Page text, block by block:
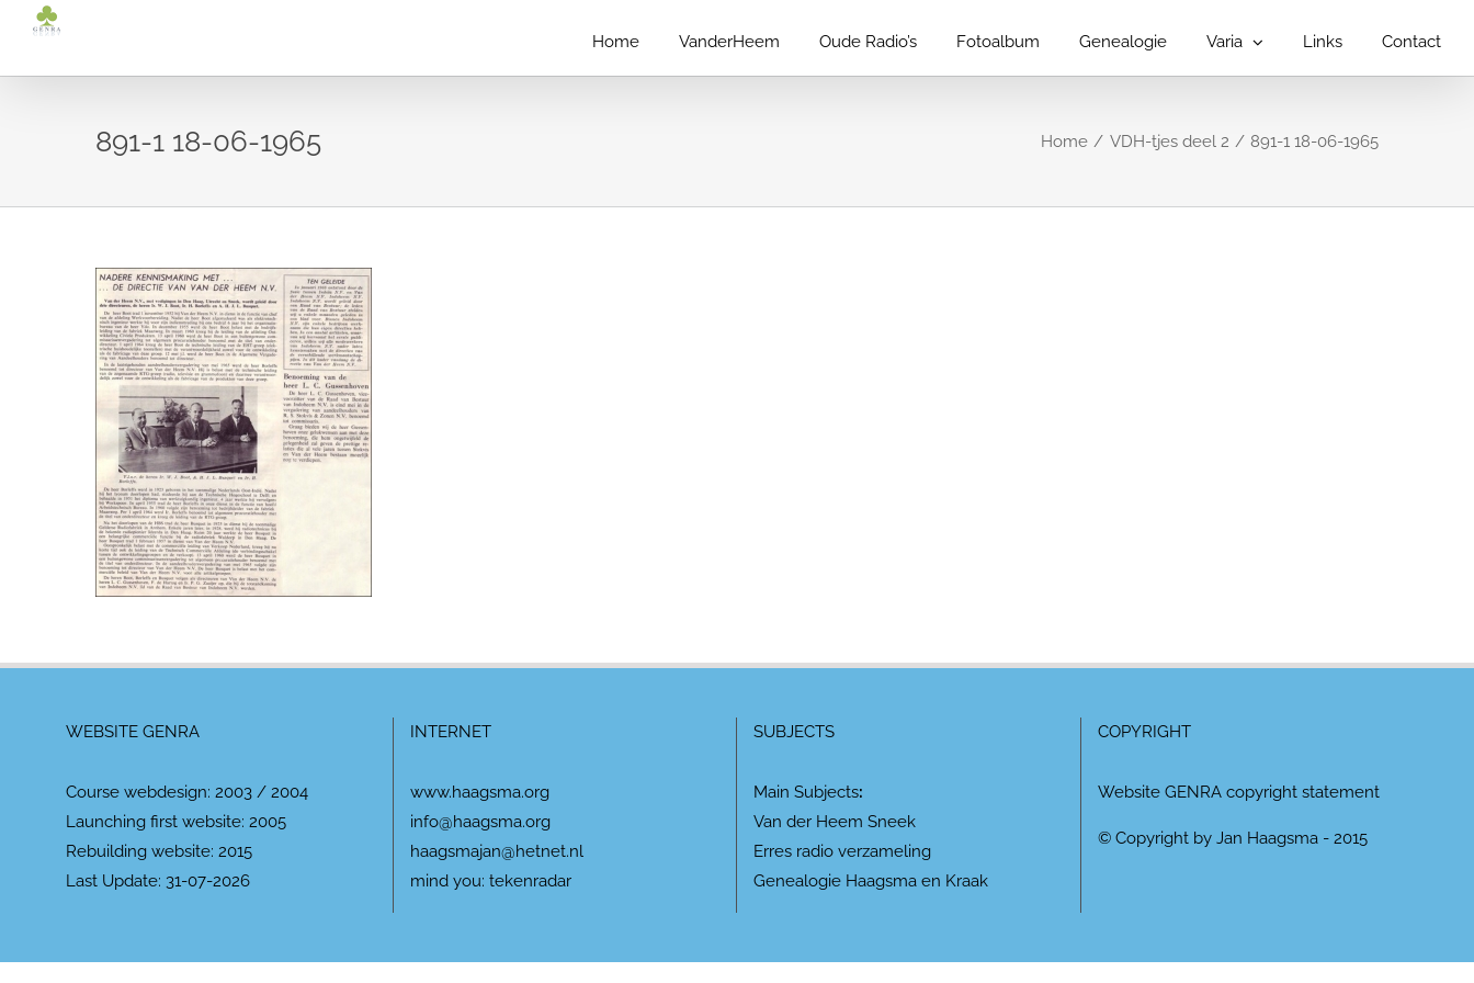
inhoud
Home VanderHeem Oude Radio’s Fotoalbum Genealogie Varia Links Contact
891-1 18-06-1965 Home VDH-tjes deel 2 891-1 18-06-1965
WEBSITE GENRA
Course webdesign: 2003 / 2004
Launching first website: 2005
Rebuilding website: 2015
Last Update: 31-07-2026
INTERNET
www.haagsma.org
info@haagsma.org
haagsmajan@hetnet.nl
mind you: tekenradar
SUBJECTS
Main Subjects:
Van der Heem Sneek
Erres radio verzameling
Genealogie Haagsma en Kraak
COPYRIGHT
Website GENRA copyright statement
© Copyright by Jan Haagsma - 2015